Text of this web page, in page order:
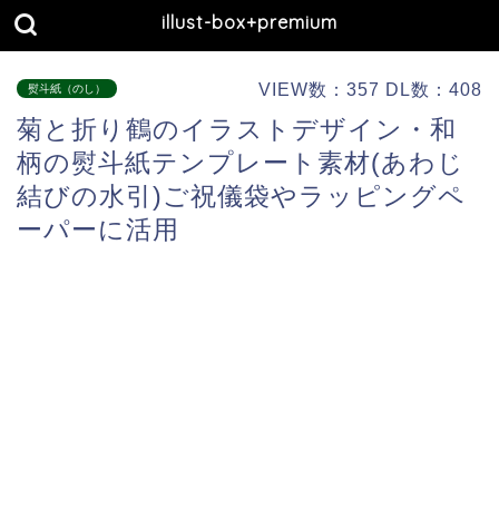
illust-box+premium
熨斗紙（のし） VIEW数：357 DL数：408
菊と折り鶴のイラストデザイン・和
柄の熨斗紙テンプレート素材(あわじ
結びの水引)ご祝儀袋やラッピングペ
ーパーに活用